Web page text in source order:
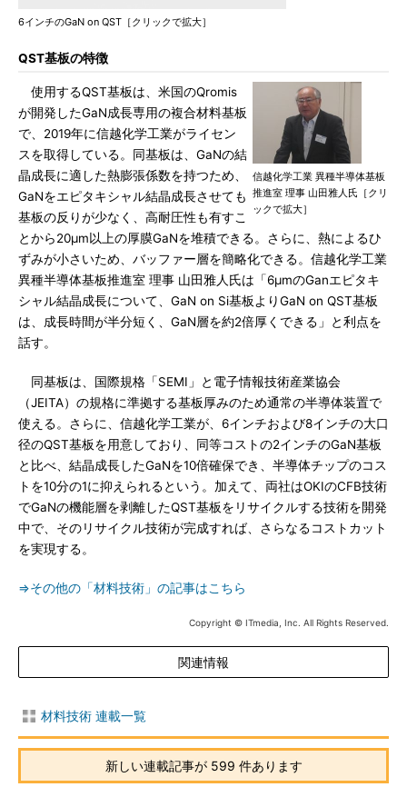
6インチのGaN on QST［クリックで拡大］
QST基板の特徴
信越化学工業 異種半導体基板
推進室 理事 山田雅人氏［クリ
ックで拡大］
使用するQST基板は、米国のQromis
が開発したGaN成長専用の複合材料基板
で、2019年に信越化学工業がライセン
スを取得している。同基板は、GaNの結
晶成長に適した熱膨張係数を持つため、
GaNをエピタキシャル結晶成長させても
基板の反りが少なく、高耐圧性も有すこ
とから20μm以上の厚膜GaNを堆積できる。さらに、熱によるひ
ずみが小さいため、バッファー層を簡略化できる。信越化学工業
異種半導体基板推進室 理事 山田雅人氏は「6μmのGanエピタキ
シャル結晶成長について、GaN on Si基板よりGaN on QST基板
は、成長時間が半分短く、GaN層を約2倍厚くできる」と利点を
話す。
同基板は、国際規格「SEMI」と電子情報技術産業協会
（JEITA）の規格に準拠する基板厚みのため通常の半導体装置で
使える。さらに、信越化学工業が、6インチおよび8インチの大口
径のQST基板を用意しており、同等コストの2インチのGaN基板
と比べ、結晶成長したGaNを10倍確保でき、半導体チップのコス
トを10分の1に抑えられるという。加えて、両社はOKIのCFB技術
でGaNの機能層を剥離したQST基板をリサイクルする技術を開発
中で、そのリサイクル技術が完成すれば、さらなるコストカット
を実現する。
⇒その他の「材料技術」の記事はこちら
Copyright © ITmedia, Inc. All Rights Reserved.
関連情報
材料技術 連載一覧
新しい連載記事が 599 件あります